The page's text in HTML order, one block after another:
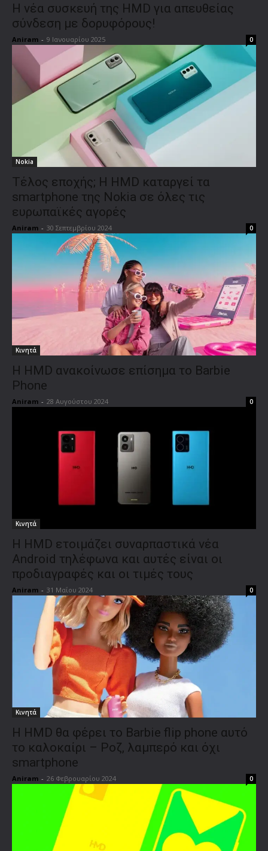
Η νέα συσκευή της HMD για απευθείας
σύνδεση με δορυφόρους!
Aniram - 9 Ιανουαρίου 2025 0
Nokia
Τέλος εποχής; Η HMD καταργεί τα
smartphone της Nokia σε όλες τις
ευρωπαϊκές αγορές
Aniram - 30 Σεπτεμβρίου 2024 0
Κινητά
Η HMD ανακοίνωσε επίσημα το Barbie
Phone
Aniram - 28 Αυγούστου 2024 0
Κινητά
H HMD ετοιμάζει συναρπαστικά νέα
Android τηλέφωνα και αυτές είναι οι
προδιαγραφές και οι τιμές τους
Aniram - 31 Μαΐου 2024 0
Κινητά
H HMD θα φέρει το Barbie flip phone αυτό
το καλοκαίρι – Ροζ, λαμπερό και όχι
smartphone
Aniram - 26 Φεβρουαρίου 2024 0